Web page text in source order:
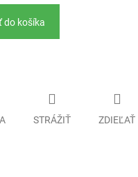
do košíka
STRÁŽIŤ ZDIEĽAŤ